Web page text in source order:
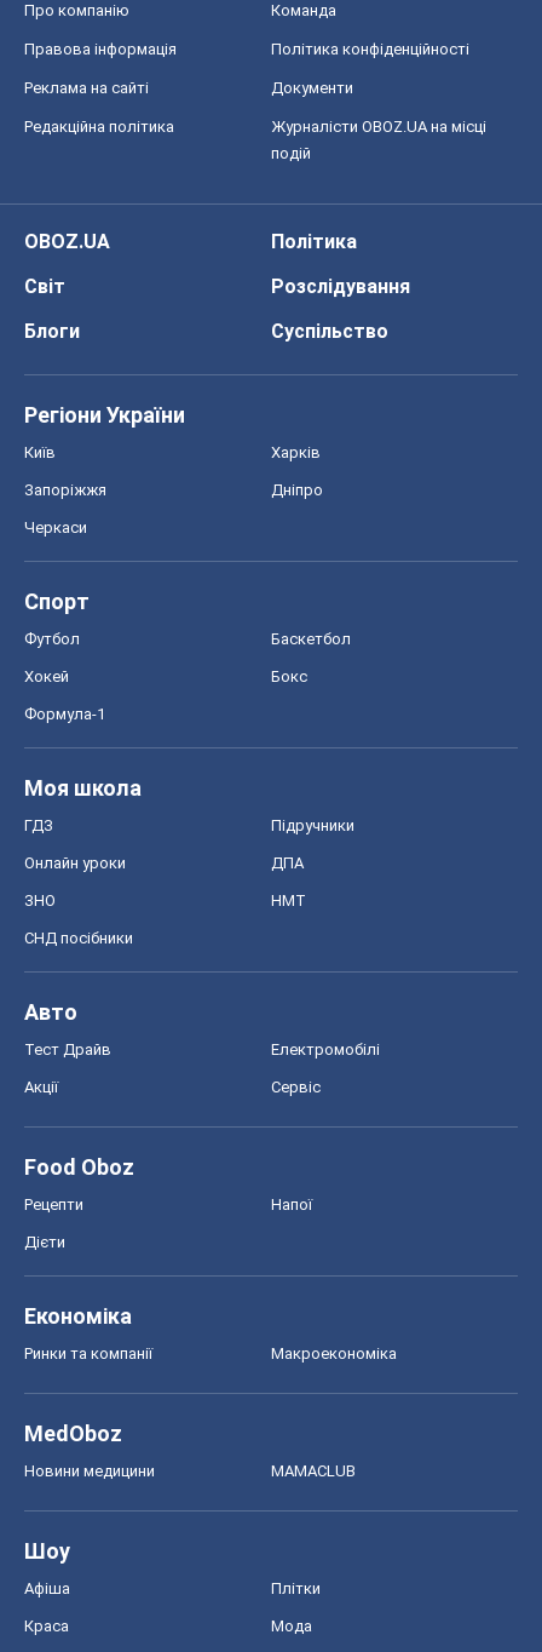
Про компанію Команда
Правова інформація Політика конфіденційності
Реклама на сайті Документи
Редакційна політика
Журналісти OBOZ.UA на місці
подій
OBOZ.UA
Політика
Світ
Розслідування
Блоги
Суспільство
Регіони України
Київ Харків
Запоріжжя Дніпро
Черкаси
Спорт
Футбол Баскетбол
Хокей Бокс
Формула-1
Моя школа
ГДЗ Підручники
Онлайн уроки ДПА
ЗНО НМТ
СНД посібники
Авто
Тест Драйв Електромобілі
Акції Сервіс
Food Oboz
Рецепти Напої
Дієти
Економіка
Ринки та компанії Макроекономіка
MedOboz
Новини медицини MAMACLUB
Шоу
Афіша Плітки
Краса Мода